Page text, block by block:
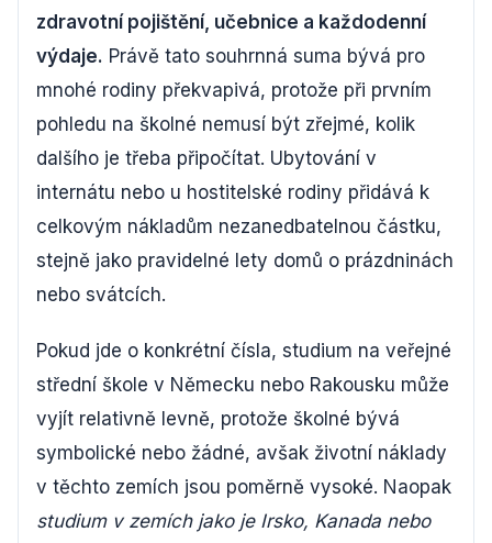
zdravotní pojištění, učebnice a každodenní
výdaje. Právě tato souhrnná suma bývá pro
mnohé rodiny překvapivá, protože při prvním
pohledu na školné nemusí být zřejmé, kolik
dalšího je třeba připočítat. Ubytování v
internátu nebo u hostitelské rodiny přidává k
celkovým nákladům nezanedbatelnou částku,
stejně jako pravidelné lety domů o prázdninách
nebo svátcích.
Pokud jde o konkrétní čísla, studium na veřejné
střední škole v Německu nebo Rakousku může
vyjít relativně levně, protože školné bývá
symbolické nebo žádné, avšak životní náklady
v těchto zemích jsou poměrně vysoké. Naopak
studium v zemích jako je Irsko, Kanada nebo